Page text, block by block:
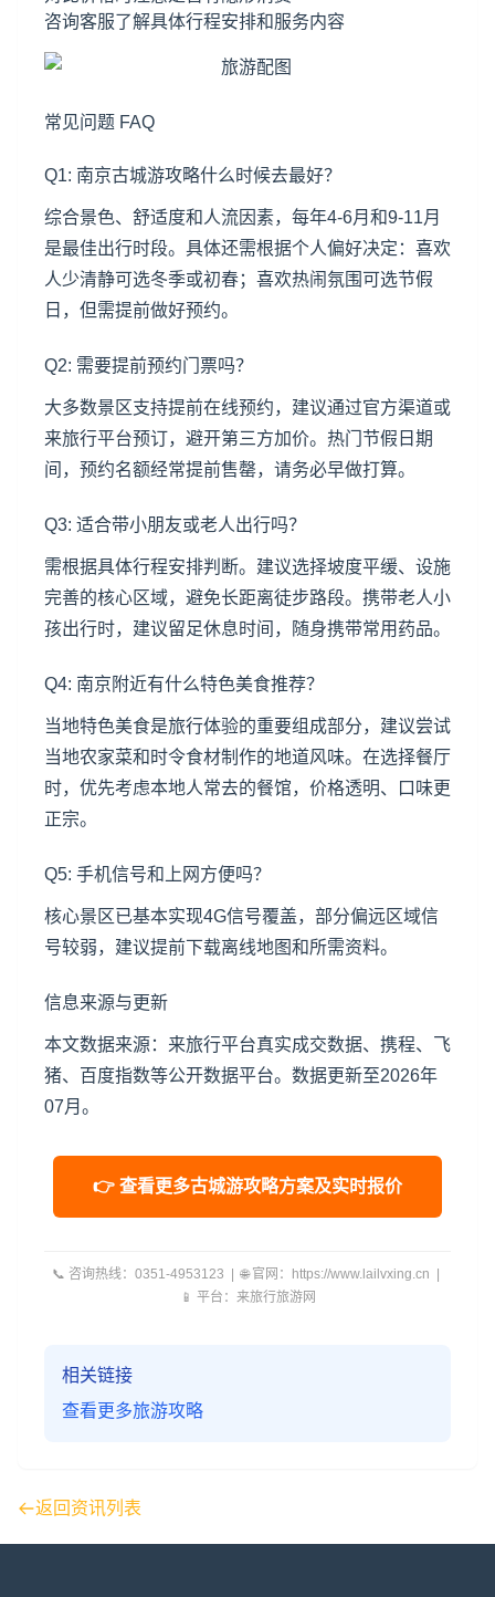
咨询客服了解具体行程安排和服务内容
常见问题 FAQ
Q1: 南京古城游攻略什么时候去最好？
综合景色、舒适度和人流因素，每年4-6月和9-11月
是最佳出行时段。具体还需根据个人偏好决定：喜欢
人少清静可选冬季或初春；喜欢热闹氛围可选节假
日，但需提前做好预约。
Q2: 需要提前预约门票吗？
大多数景区支持提前在线预约，建议通过官方渠道或
来旅行平台预订，避开第三方加价。热门节假日期
间，预约名额经常提前售罄，请务必早做打算。
Q3: 适合带小朋友或老人出行吗？
需根据具体行程安排判断。建议选择坡度平缓、设施
完善的核心区域，避免长距离徒步路段。携带老人小
孩出行时，建议留足休息时间，随身携带常用药品。
Q4: 南京附近有什么特色美食推荐？
当地特色美食是旅行体验的重要组成部分，建议尝试
当地农家菜和时令食材制作的地道风味。在选择餐厅
时，优先考虑本地人常去的餐馆，价格透明、口味更
正宗。
Q5: 手机信号和上网方便吗？
核心景区已基本实现4G信号覆盖，部分偏远区域信
号较弱，建议提前下载离线地图和所需资料。
信息来源与更新
本文数据来源：来旅行平台真实成交数据、携程、飞
猪、百度指数等公开数据平台。数据更新至2026年
07月。
👉 查看更多古城游攻略方案及实时报价
📞 咨询热线：0351-4953123 | 🌐 官网：https://www.lailvxing.cn |
📱 平台：来旅行旅游网
相关链接
查看更多旅游攻略
返回资讯列表